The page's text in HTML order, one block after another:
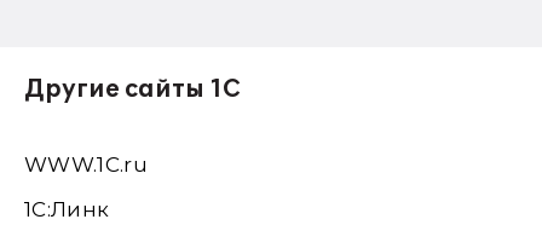
Другие сайты 1С
WWW.1С.ru
1С:Линк